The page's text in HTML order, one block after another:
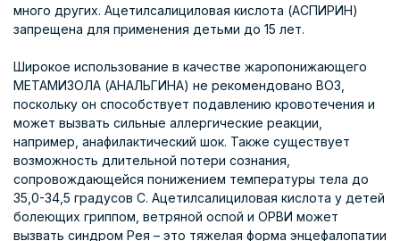
много других. Ацетилсалициловая кислота (АСПИРИН)
запрещена для применения детьми до 15 лет.
Широкое использование в качестве жаропонижающего
МЕТАМИЗОЛА (АНАЛЬГИНА) не рекомендовано ВОЗ,
поскольку он способствует подавлению кровотечения и
может вызвать сильные аллергические реакции,
например, анафилактический шок. Также существует
возможность длительной потери сознания,
сопровождающейся понижением температуры тела до
35,0-34,5 градусов С. Ацетилсалициловая кислота у детей
болеющих гриппом, ветряной оспой и ОРВИ может
вызвать синдром Рея – это тяжелая форма энцефалопатии